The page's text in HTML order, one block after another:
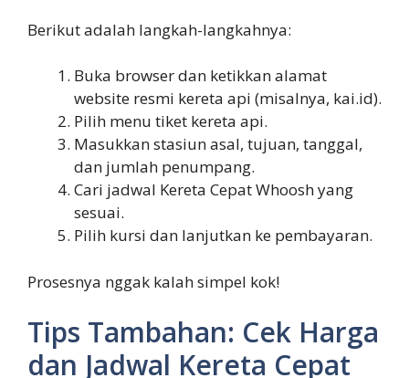
Berikut adalah langkah-langkahnya:
Buka browser dan ketikkan alamat
website resmi kereta api (misalnya, kai.id).
Pilih menu tiket kereta api.
Masukkan stasiun asal, tujuan, tanggal,
dan jumlah penumpang.
Cari jadwal Kereta Cepat Whoosh yang
sesuai.
Pilih kursi dan lanjutkan ke pembayaran.
Prosesnya nggak kalah simpel kok!
Tips Tambahan: Cek Harga
dan Jadwal Kereta Cepat